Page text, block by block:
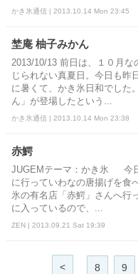
かき氷通信 | 2013.10.14 Mon 23:45
埜庵 柚子みかん
2013/10/13 前日は、１０月
じられない真夏日。今日も昨
に暑くて、かき氷日和でした
ん」が登場したという...
かき氷通信 | 2013.10.14 Mon 23:38
赤鰐
JUGEMテーマ：かき氷 今
に行っていわなの唐揚げを食
氷の有名店「赤鰐」さんへ
に入っているので、...
ZEN | 2013.09.21 Sat 19:39
< 8 9